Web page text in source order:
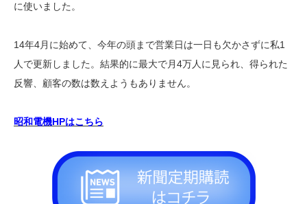
に使いました。
14年4月に始めて、今年の頭まで営業日は一日も欠かさずに私1
人で更新しました。結果的に最大で月4万人に見られ、得られた
反響、顧客の数は数えようもありません。
昭和電機HPはこちら